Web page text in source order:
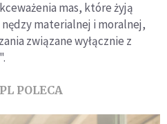
mas, które żyją
materialnej i moralnej,
związane wyłącznie z
POLECA